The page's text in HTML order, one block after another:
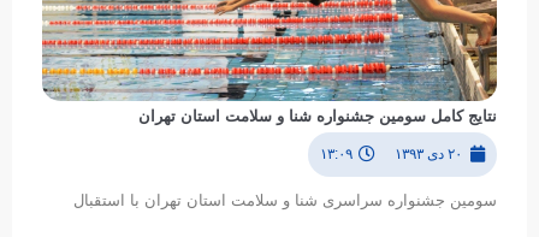
نتایج کامل سومین جشنواره شنا و سلامت استان تهران
۲۰ دی ۱۳۹۳ ۱۳:۰۹
سومین جشنواره سراسری شنا و سلامت استان تهران با استقبال